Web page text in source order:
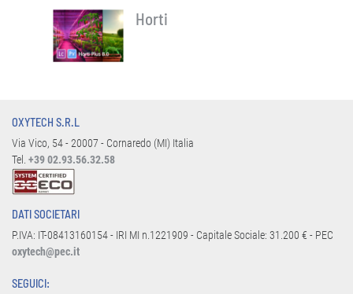
Horti
OXYTECH S.R.L
Via Vico, 54 - 20007 - Cornaredo (MI) Italia
Tel. +39 02.93.56.32.58
DATI SOCIETARI
P.IVA: IT-08413160154 - IRI MI n.1221909 - Capitale Sociale: 31.200 € - PEC
oxytech@pec.it
SEGUICI: